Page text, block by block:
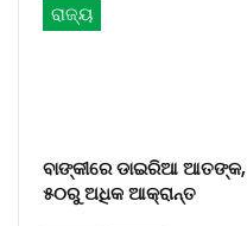
ରାଜ୍ୟ
ବାଙ୍କୀରେ ଡାଇରିଆ ଆତଙ୍କ,
୫୦ରୁ ଅଧିକ ଆକ୍ରାନ୍ତ